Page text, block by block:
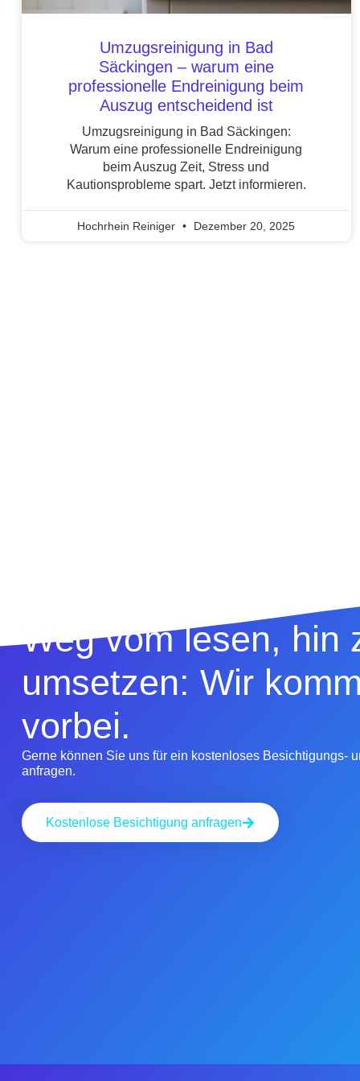
Umzugsreinigung in Bad
Säckingen – warum eine
professionelle Endreinigung beim
Auszug entscheidend ist
Umzugsreinigung in Bad Säckingen:
Warum eine professionelle Endreinigung
beim Auszug Zeit, Stress und
Kautionsprobleme spart. Jetzt informieren.
Hochrhein Reiniger Dezember 20, 2025
Weg vom lesen, hin
umsetzen: Wir
vorbei.
Gerne können Sie uns für ein kostenloses Besichtigungs-
anfragen.
Kostenlose Besichtigung anfragen